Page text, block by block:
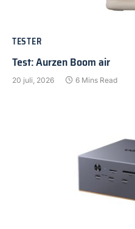
TESTER
Test: Aurzen Boom air
20 juli, 2026 6 Mins Read